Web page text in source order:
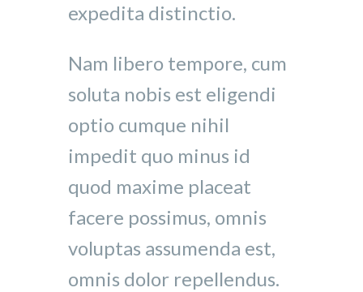
expedita distinctio.
Nam libero tempore, cum
soluta nobis est eligendi
optio cumque nihil
impedit quo minus id
quod maxime placeat
facere possimus, omnis
voluptas assumenda est,
omnis dolor repellendus.